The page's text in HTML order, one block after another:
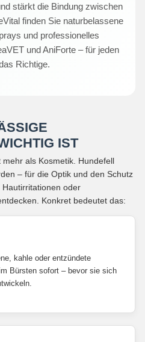
stärkt die Bindung zwischen
finden Sie naturbelassene
und professionelles
und AniForte – für jeden
Richtige.
F
IST
als Kosmetik. Hundefell
– für die Optik und den Schutz
oder
Konkret bedeutet das:
kahle oder entzündete
Bürsten sofort – bevor sie sich